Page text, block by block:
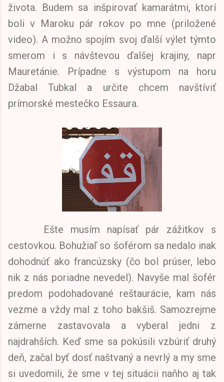
života. Budem sa inšpirovať kamarátmi, ktorí
boli v Maroku pár rokov po mne (priložené
video). A možno spojím svoj ďalší výlet týmto
smerom i s návštevou ďalšej krajiny, napr
Mauretánie. Prípadne s výstupom na horu
Džabal Tubkal a určite chcem navštíviť
prímorské mestečko Essaura.
Ešte musím napísať pár zážitkov s
cestovkou. Bohužiaľ so šoférom sa nedalo inak
dohodnúť ako francúzsky (čo bol prúser, lebo
nik z nás poriadne nevedel). Navyše mal šofér
predom podohadované reštaurácie, kam nás
vezme a vždy mal z toho bakšiš. Samozrejme
zámerne zastavovala a vyberal jedni z
najdrahších. Keď sme sa pokúsili vzbúriť druhý
deň, začal byť dosť naštvaný a nevrlý a my sme
si uvedomili, že sme v tej situácii naňho aj tak